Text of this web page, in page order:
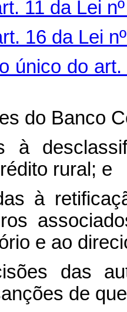
11 da Lei
16 da Lei
único do
do Banco
à
rural; e
à
e ao
das
de